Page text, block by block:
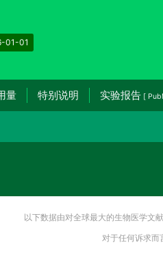
01-01
量 特别说明 实验报告 [
以下数据由对全球最大的生物医学文
对于任何诉求而